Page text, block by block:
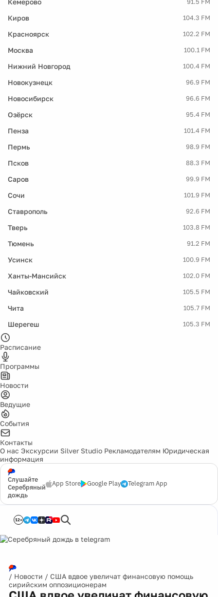
91.5 FM
Киров 104.3 FM
Красноярск 102.2 FM
Москва 100.1 FM
Нижний Новгород 100.4 FM
Новокузнецк 96.9 FM
Новосибирск 96.6 FM
Озёрск 95.4 FM
Пенза 101.4 FM
Пермь 98.9 FM
Псков 88.3 FM
Саров 99.9 FM
Сочи 101.9 FM
Ставрополь 92.6 FM
Тверь 103.8 FM
Тюмень 91.2 FM
Усинск 100.9 FM
Ханты-Мансийск 102.0 FM
Чайковский 105.5 FM
Чита 105.7 FM
Шерегеш 105.3 FM
Расписание
Программы
Новости
Ведущие
События
Контакты
О нас Экскурсии Silver Studio Рекламодателям Юридическая
информация
Слушайте
Серебряный
дождь
App Store Google Play Telegram App
12+
/ Новости / США вдвое увеличат финансовую помощь
сирийским оппозиционерам